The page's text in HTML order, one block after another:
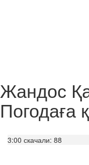
Жандос
Погодаға
3:00 скачали: 88